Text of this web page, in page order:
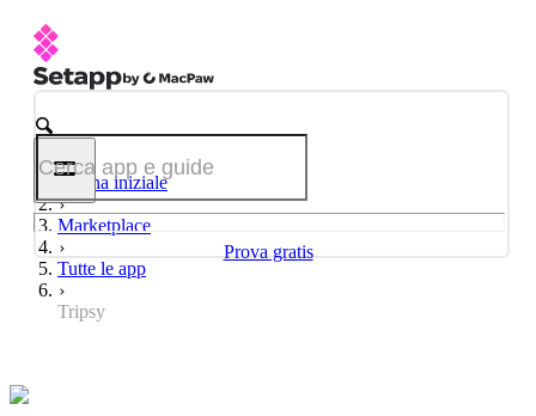
Prova gratis
Pagina iniziale
Marketplace
Tutte le app
Tripsy